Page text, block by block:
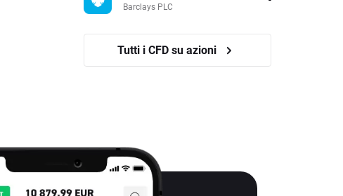
Barclays PLC
Tutti i CFD su azioni